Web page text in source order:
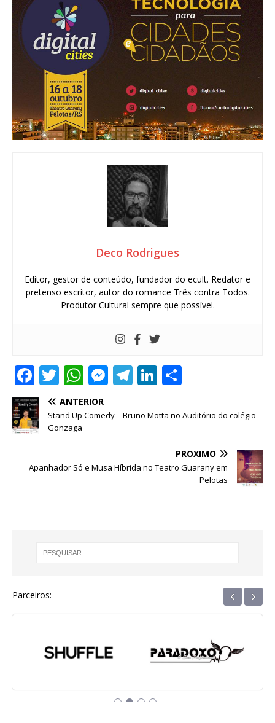
Deco Rodrigues
Editor, gestor de conteúdo, fundador do ecult. Redator e
pretenso escritor, autor do romance Três contra Todos.
Produtor Cultural sempre que possível.
F
a
c
e
o
T
w
it
te
W
h
at
p
M
ss
g
T
e
m
Li
k
n
ar
ANTERIOR
Stand Up Comedy – Bruno Motta no Auditório do colégio
Gonzaga
PRÓXIMO
Apanhador Só e Musa Híbrida no Teatro Guarany em
Pelotas
Parceiros: ‹ ›